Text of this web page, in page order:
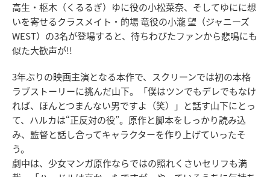
高生・枢木（くるるぎ）ゆに役の小松菜奈、そしてゆにに想
いを寄せるクラスメイト・的場 竜役の小瀧 望（ジャニーズ
WEST）の3名が登場すると、待ちわびたファンから悲鳴にも
似た大歓声が!!
3年ぶりの映画主演となる本作で、スクリーンでは初の本格
ラブストーリーに挑んだ山下。「僕はツンでもデレでもなけ
れば、ほんとつまんない男ですよ（笑）」と話す山下にとっ
て、ハルカは“正反対の役”。原作と脚本をしっかり読み込
み、監督と話し合ってキャラクターを作り上げていったそ
う。
劇中は、少女マンガ原作ならではの照れくさいセリフも満